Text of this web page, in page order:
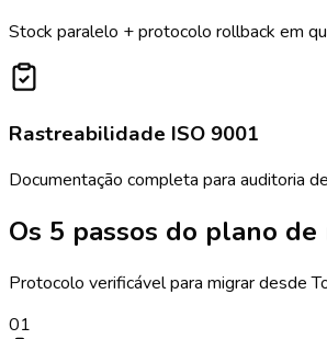
Stock paralelo + protocolo rollback em
Rastreabilidade ISO 9001
Documentação completa para auditoria
Os 5 passos do plano de
Protocolo verificável para migrar desde
01